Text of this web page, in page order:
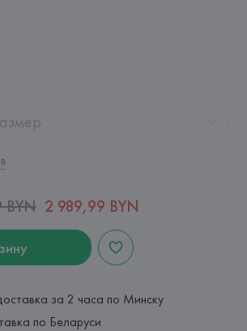
BYN 2 989,99 BYN
за 2 часа по Минску
по Беларуси